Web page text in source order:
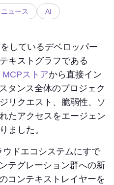
ニュース AI
しているデベロッパー
キストグラフである
ストアから直接イン
タンス全体のプロジェク
リクエスト、脆弱性、ソ
たアクセスをエージェン
ました。
ドエコシステムにすで
テグレーション群への新
コンテキストレイヤーを